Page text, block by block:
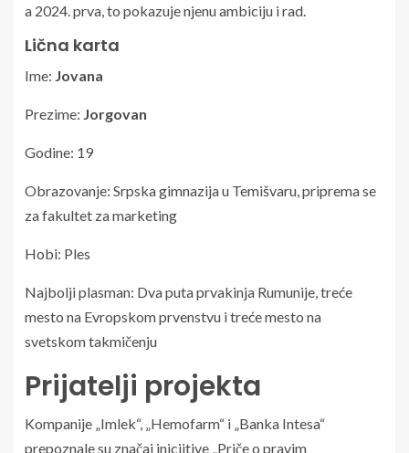
a 2024. prva, to pokazuje njenu ambiciju i rad.
Lična karta
Ime: Jovana
Prezime: Jorgovan
Godine: 19
Obrazovanje: Srpska gimnazija u Temišvaru, priprema se
za fakultet za marketing
Hobi: Ples
Najbolji plasman: Dva puta prvakinja Rumunije, treće
mesto na Evropskom prvenstvu i treće mesto na
svetskom takmičenju
Prijatelji projekta
Kompanije „Imlek“, „Hemofarm“ i „Banka Intesa“
prepoznale su značaj inicijtive „Priče o pravim